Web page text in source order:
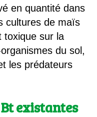
en quantité dans
cultures de maïs
toxique sur la
du sol,
les prédateurs
existantes